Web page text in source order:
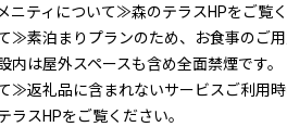
ニティについて≫森のテラスHPをご覧く
≫素泊まりプランのため、お食事のご用
は屋外スペースも含め全面禁煙です。
≫返礼品に含まれないサービスご利用時
スHPをご覧ください。